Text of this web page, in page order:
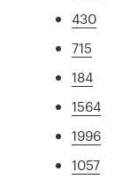
430
715
184
1564
1996
1057